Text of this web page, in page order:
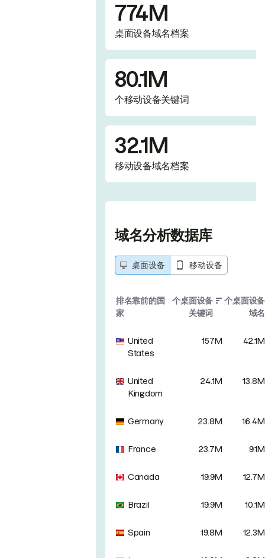
774M
桌面设备域名档案
80.1M
个移动设备关键词
32.1M
移动设备域名档案
域名分析数据库
桌面设备 移动设备
排名靠前的国
家
个桌面设备
关键词
个桌面设备
域名
United
States
157M 42.1M
United
Kingdom
24.1M 13.8M
Germany 23.8M 16.4M
France 23.7M 9.1M
Canada 19.9M 12.7M
Brazil 19.9M 10.1M
Spain 19.8M 12.3M